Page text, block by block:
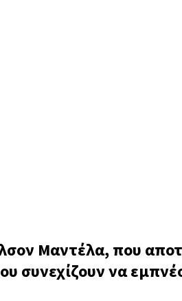
Μαντέλα, που
συνεχίζουν να